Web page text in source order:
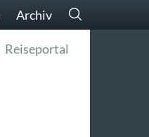
Archiv
Reiseportal